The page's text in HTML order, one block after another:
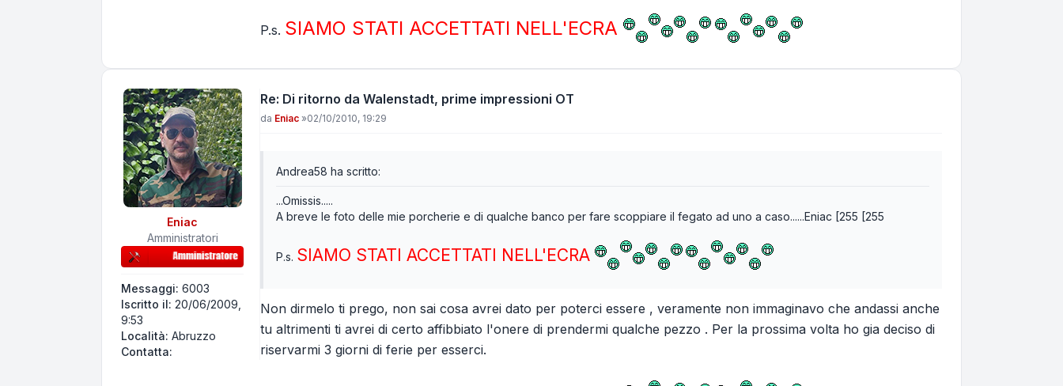
P.s. SIAMO STATI ACCETTATI NELL'ECRA
Eniac
Amministratori
Messaggi: 6003
Iscritto il: 20/06/2009,
9:53
Località: Abruzzo
Contatta:
Re: Di ritorno da Walenstadt, prime impressioni OT
Messaggio
da Eniac »02/10/2010, 19:29
Andrea58 ha scritto:
...Omissis.....
A breve le foto delle mie porcherie e di qualche banco per fare scoppiare il fegato ad uno a caso......Eniac [255 [255
P.s. SIAMO STATI ACCETTATI NELL'ECRA
Non dirmelo ti prego, non sai cosa avrei dato per poterci essere , veramente non immaginavo che andassi anche
tu altrimenti ti avrei di certo affibbiato l'onere di prendermi qualche pezzo . Per la prossima volta ho gia deciso di
riservarmi 3 giorni di ferie per esserci.